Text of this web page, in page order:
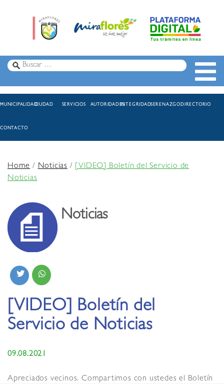
MUNICIPALIDADCIUDAD SERVICIOS AUTORIDADESINTEGRIDADSERENAZGODIRECTORIO
CONTACTO
Home/Noticias /
[VIDEO] Boletín del Servicio de
Noticias
Noticias
[VIDEO] Boletín del
Servicio de Noticias
09.08.2021
Apreciados vecinos. Compartimos con ustedes el Boletín